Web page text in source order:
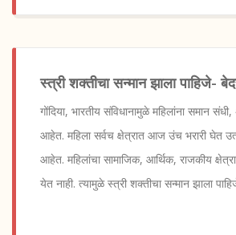
स्त्री शक्तीचा सन्मान झाला पाहिजे-
गोंदिया, भारतीय संविधानामुळे महिलांना समान
आहेत. महिला सर्वच क्षेत्रात आज उंच भरारी घेत
आहेत. महिलांचा सामाजिक, आर्थिक, राजकीय
येत नाही. त्यामुळे स्त्री शक्तीचा सन्मान झाला